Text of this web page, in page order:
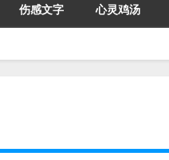
伤感文字 心灵鸡汤